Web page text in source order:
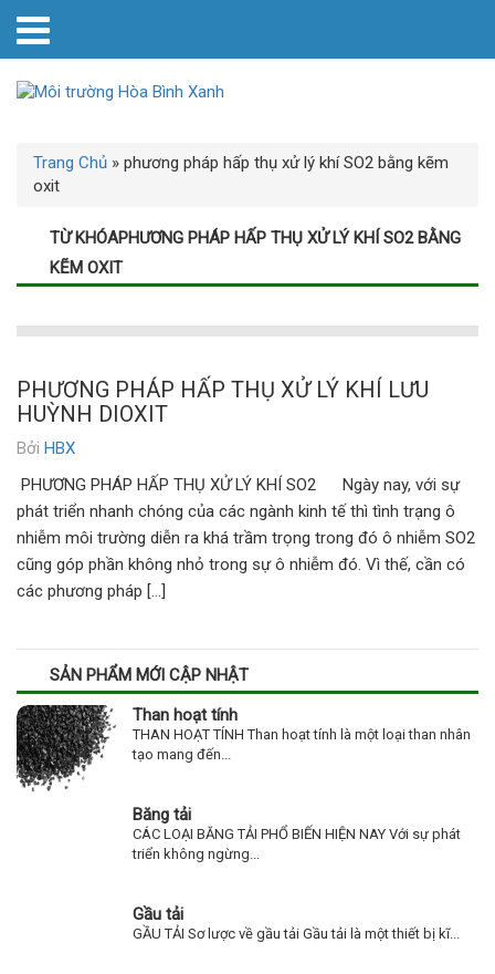
Trang Chủ » phương pháp hấp thụ xử lý khí SO2 bằng kẽm
oxit
TỪ KHÓAPHƯƠNG PHÁP HẤP THỤ XỬ LÝ KHÍ SO2 BẰNG
KẼM OXIT
PHƯƠNG PHÁP HẤP THỤ XỬ LÝ KHÍ LƯU
HUỲNH DIOXIT
Bởi HBX
PHƯƠNG PHÁP HẤP THỤ XỬ LÝ KHÍ SO2 Ngày nay, với sự
phát triển nhanh chóng của các ngành kinh tế thì tình trạng ô
nhiễm môi trường diễn ra khá trầm trọng trong đó ô nhiễm SO2
cũng góp phần không nhỏ trong sự ô nhiễm đó. Vì thế, cần có
các phương pháp […]
SẢN PHẨM MỚI CẬP NHẬT
Than hoạt tính
THAN HOẠT TÍNH Than hoạt tính là một loại than nhân
tạo mang đến...
Băng tải
CÁC LOẠI BĂNG TẢI PHỔ BIẾN HIỆN NAY Với sự phát
triển không ngừng...
Gầu tải
GẦU TẢI Sơ lược về gầu tải Gầu tải là một thiết bị kĩ...